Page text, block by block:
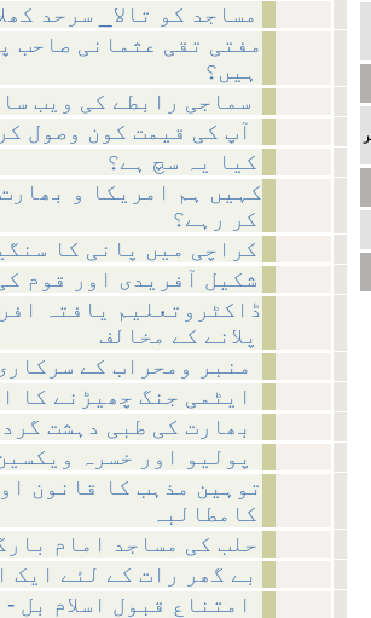
مساجد کو تالا_ سرحد
مفتی تقی عثمانی صاحب
ہیں؟
کیا یہ سچ ہے؟
کہیں ہم امریکا و
کر رہے؟
کراچی میں پانی کا
! شکیل آفریدی اور قوم
ڈاکٹروتعلیم یافتہ
پلانے کے مخالف
توہین مذہب کا قانون
کامطالبہ
حلب کی مساجد امام
بے گھر رات کے لئے ایک